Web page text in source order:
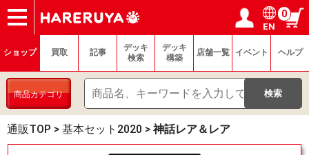
ショップ
買取
記事
デッキ検索
デッキ構築
選手一覧
店舗一覧
イベント
ヘルプ
お問い合わせ ログイン／会員登録
マイページ
EN
0
ショップ 買取 記事
デッキ
検索
デッキ
構築
店舗一覧 イベント ヘルプ
商品カテゴリ
通販TOP > 基本セット2020 > 神話レア＆レア